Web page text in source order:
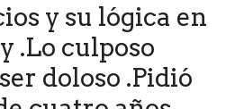
y su lógica en
.Lo culposo
doloso .Pidió